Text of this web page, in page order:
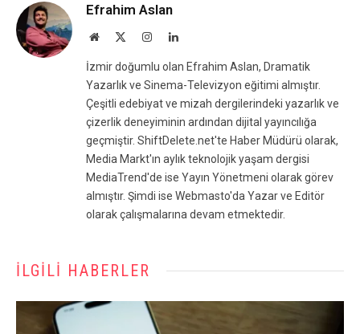
Efrahim Aslan
Website InstagramLinkedIn
İzmir doğumlu olan Efrahim Aslan, Dramatik
Yazarlık ve Sinema-Televizyon eğitimi almıştır.
Çeşitli edebiyat ve mizah dergilerindeki yazarlık ve
çizerlik deneyiminin ardından dijital yayıncılığa
geçmiştir. ShiftDelete.net'te Haber Müdürü olarak,
Media Markt'ın aylık teknolojik yaşam dergisi
MediaTrend'de ise Yayın Yönetmeni olarak görev
almıştır. Şimdi ise Webmasto'da Yazar ve Editör
olarak çalışmalarına devam etmektedir.
İLGILI HABERLER